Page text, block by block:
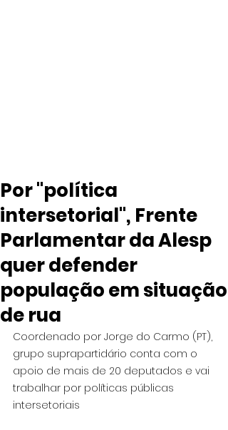
Por "política
intersetorial", Frente
Parlamentar da Alesp
quer defender
população em situação
de rua
Coordenado por Jorge do Carmo (PT),
grupo suprapartidário conta com o
apoio de mais de 20 deputados e vai
trabalhar por políticas públicas
intersetoriais